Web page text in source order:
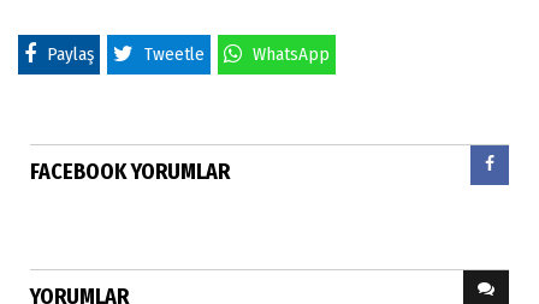
Paylaş Tweetle WhatsApp
FACEBOOK YORUMLAR
YORUMLAR